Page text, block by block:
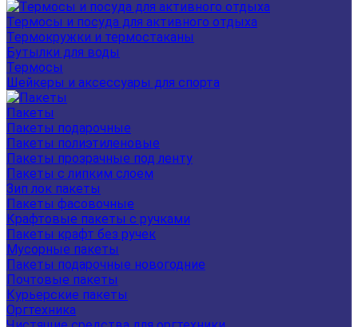
Термосы и посуда для активного отдыха
Термокружки и термостаканы
Бутылки для воды
Термосы
Шейкеры и аксессуары для спорта
Пакеты
Пакеты подарочные
Пакеты полиэтиленовые
Пакеты прозрачные под ленту
Пакеты с липким слоем
Зип лок пакеты
Пакеты фасовочные
Крафтовые пакеты с ручками
Пакеты крафт без ручек
Мусорные пакеты
Пакеты подарочные новогодние
Почтовые пакеты
Курьерские пакеты
Оргтехника